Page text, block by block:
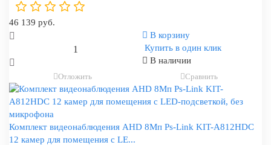
46 139 руб.
В корзину
Купить в один клик
В наличии
Отложить Сравнить
Комплект видеонаблюдения AHD 8Мп Ps-Link KIT-A812HDC
12 камер для помещения с LE...